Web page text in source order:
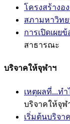
โครงสร้างอ
สภามหาวิทย
การเปิดเผย
สาธารณะ
บริจาคให้จุฬาฯ
เหตุผลที่...ท
บริจาคให้จุฬ
เริ่มต้นบริจาค